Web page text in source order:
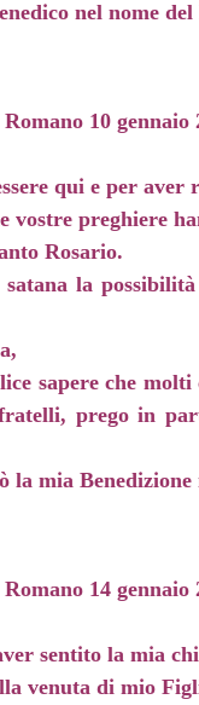
nel nome
10 gennaio
qui e per
vostre preghiere
Rosario.
la
sapere che
prego in
la mia
14 gennaio
sentito la mia
venuta di mio